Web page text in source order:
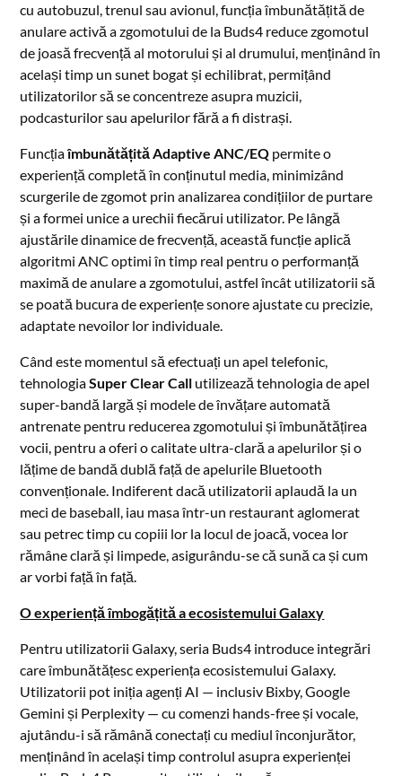
cu autobuzul, trenul sau avionul, funcția îmbunătățită de
anulare activă a zgomotului de la Buds4 reduce zgomotul
de joasă frecvență al motorului și al drumului, menținând în
același timp un sunet bogat și echilibrat, permițând
utilizatorilor să se concentreze asupra muzicii,
podcasturilor sau apelurilor fără a fi distrași.
Funcțiaîmbunătățită Adaptive ANC/EQ permite o
experiență completă în conținutul media, minimizând
scurgerile de zgomot prin analizarea condițiilor de purtare
și a formei unice a urechii fiecărui utilizator. Pe lângă
ajustările dinamice de frecvență, această funcție aplică
algoritmi ANC optimi în timp real pentru o performanță
maximă de anulare a zgomotului, astfel încât utilizatorii să
se poată bucura de experiențe sonore ajustate cu precizie,
adaptate nevoilor lor individuale.
Când este momentul să efectuați un apel telefonic,
tehnologiaSuper Clear Call utilizează tehnologia de apel
super-bandă largă și modele de învățare automată
antrenate pentru reducerea zgomotului și îmbunătățirea
vocii, pentru a oferi o calitate ultra-clară a apelurilor și o
lățime de bandă dublă față de apelurile Bluetooth
convenționale. Indiferent dacă utilizatorii aplaudă la un
meci de baseball, iau masa într-un restaurant aglomerat
sau petrec timp cu copiii lor la locul de joacă, vocea lor
rămâne clară și limpede, asigurându-se că sună ca și cum
ar vorbi față în față.
O experiență îmbogățită a ecosistemului Galaxy
Pentru utilizatorii Galaxy, seria Buds4 introduce integrări
care îmbunătățesc experiența ecosistemului Galaxy.
Utilizatorii pot iniția agenți AI — inclusiv Bixby, Google
Gemini și Perplexity — cu comenzi hands-free și vocale,
ajutându-i să rămână conectați cu mediul înconjurător,
menținând în același timp controlul asupra experienței